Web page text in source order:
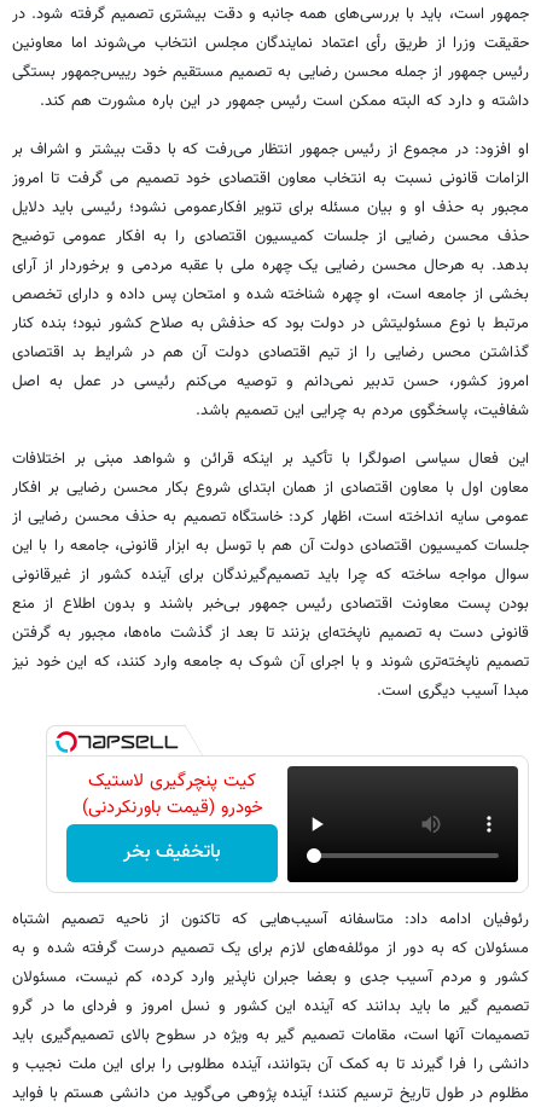
جمهور است، باید با بررسی‌های همه جانبه و دقت بیشتری تصمیم گرفته شود. در
حقیقت وزرا از طریق رأی اعتماد نمایندگان مجلس انتخاب می‌شوند اما معاونین
رئیس جمهور از جمله محسن رضایی به تصمیم مستقیم خود رییس‌جمهور بستگی
داشته و دارد که البته ممکن است رئیس جمهور در این باره مشورت هم کند.
او افزود: در مجموع از رئیس جمهور انتظار می‌رفت که با دقت بیشتر و اشراف بر
الزامات قانونی نسبت به انتخاب معاون اقتصادی خود تصمیم می گرفت تا امروز
مجبور به حذف او و بیان مسئله برای تنویر افکارعمومی نشود؛ رئیسی باید دلایل
حذف محسن رضایی از جلسات کمیسیون اقتصادی را به افکار عمومی توضیح
بدهد. به هرحال محسن رضایی یک چهره ملی با عقبه مردمی و برخوردار از آرای
بخشی از جامعه است، او چهره شناخته شده و امتحان پس داده و دارای تخصص
مرتبط با نوع مسئولیتش در دولت بود که حذفش به صلاح کشور نبود؛ بنده کنار
گذاشتن محس رضایی را از تیم اقتصادی دولت آن هم در شرایط بد اقتصادی
امروز کشور، حسن تدبیر نمی‌دانم و توصیه می‌کنم رئیسی در عمل به اصل
شفافیت، پاسخگوی مردم به چرایی این تصمیم باشد.
این فعال سیاسی اصولگرا با تأکید بر اینکه قرائن و شواهد مبنی بر اختلافات
معاون اول با معاون اقتصادی از همان ابتدای شروع بکار محسن رضایی بر افکار
عمومی سایه انداخته است، اظهار کرد: خاستگاه تصمیم به حذف محسن رضایی از
جلسات کمیسیون اقتصادی دولت آن هم با توسل به ابزار قانونی، جامعه را با این
سوال مواجه ساخته که چرا باید تصمیم‌گیرندگان برای آینده کشور از غیرقانونی
بودن پست معاونت اقتصادی رئیس جمهور بی‌خبر باشند و بدون اطلاع از منع
قانونی دست به تصمیم ناپخته‌ای بزنند تا بعد از گذشت ماه‌ها، مجبور به گرفتن
تصمیم ناپخته‌تری شوند و با اجرای آن شوک به جامعه وارد کنند، که این خود نیز
مبدا آسیب دیگری است.
کیت پنچرگیری لاستیک
خودرو (قیمت باورنکردنی)
باتخفیف بخر
رئوفیان ادامه داد: متاسفانه آسیب‌هایی که تاکنون از ناحیه تصمیم اشتباه
مسئولان که به دور از موئلفه‌های لازم برای یک تصمیم درست گرفته شده و به
کشور و مردم آسیب جدی و بعضا جبران‌ ناپذیر وارد کرده، کم نیست، مسئولان
تصمیم گیر ما باید بدانند که آینده این کشور و نسل امروز و فردای ما در گرو
تصمیمات آنها است، مقامات تصمیم ‌گیر به ویژه در سطوح بالای تصمیم‌گیری باید
دانشی را فرا گیرند تا به کمک آن بتوانند، آینده مطلوبی را برای این ملت نجیب و
مظلوم در طول تاریخ ترسیم کنند؛ آینده پژوهی می‌گوید من دانشی هستم با فواید